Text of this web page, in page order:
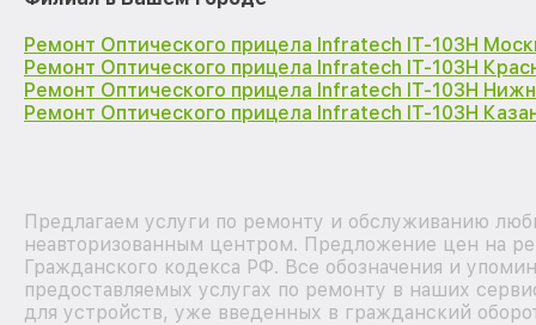
Ремонт Оптического прицела Infratech IT-103Н
Ремонт Оптического прицела Infratech IT-103Н
Ремонт Оптического прицела Infratech IT-103Н
Ремонт Оптического прицела Infratech IT-103Н
Предлагаем услуги по ремонту и обслуживанию
неавторизованным центром. Предложение цен на
Гражданского кодекса РФ. Все обозначения и
предоставляемых услугах по ремонту в наших
для устройств, уже введенных в гражданский